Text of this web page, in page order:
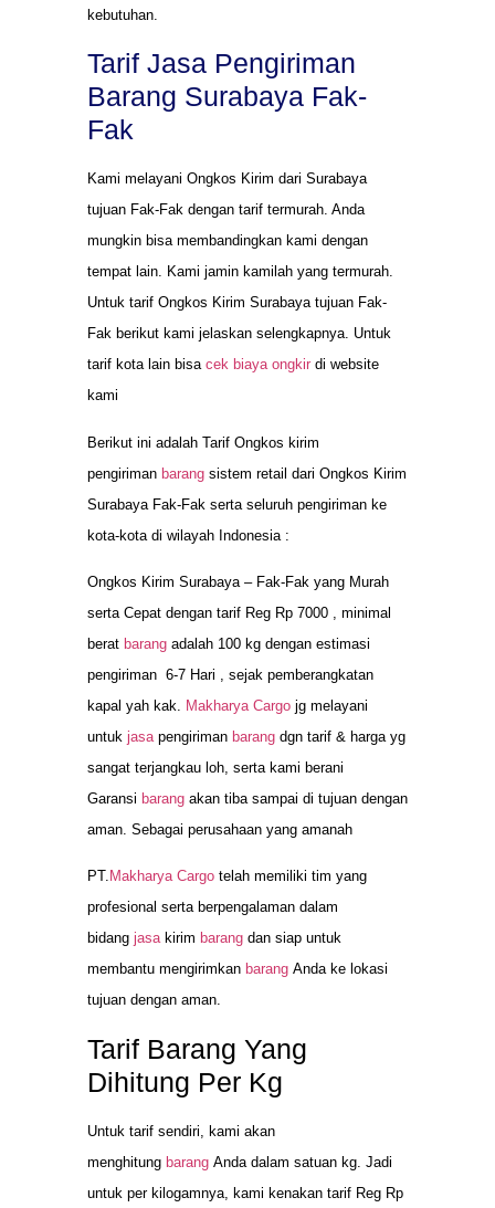
kebutuhan.
Tarif Jasa Pengiriman
Barang Surabaya Fak-
Fak
Kami melayani Ongkos Kirim dari Surabaya
tujuan Fak-Fak dengan tarif termurah. Anda
mungkin bisa membandingkan kami dengan
tempat lain. Kami jamin kamilah yang termurah.
Untuk tarif Ongkos Kirim Surabaya tujuan Fak-
Fak berikut kami jelaskan selengkapnya. Untuk
tarif kota lain bisa cek biaya ongkir di website
kami
Berikut ini adalah Tarif Ongkos kirim
pengiriman barang sistem retail dari Ongkos Kirim
Surabaya Fak-Fak serta seluruh pengiriman ke
kota-kota di wilayah Indonesia :
Ongkos Kirim Surabaya – Fak-Fak yang Murah
serta Cepat dengan tarif Reg Rp 7000 , minimal
berat barang adalah 100 kg dengan estimasi
pengiriman 6-7 Hari , sejak pemberangkatan
kapal yah kak. Makharya Cargo jg melayani
untuk jasapengiriman barang dgn tarif & harga yg
sangat terjangkau loh, serta kami berani
Garansi barang akan tiba sampai di tujuan dengan
aman. Sebagai perusahaan yang amanah
PT. Makharya Cargo telah memiliki tim yang
profesional serta berpengalaman dalam
bidang jasakirim barang dan siap untuk
membantu mengirimkan barang Anda ke lokasi
tujuan dengan aman.
Tarif Barang Yang
Dihitung Per Kg
Untuk tarif sendiri, kami akan
menghitung barang Anda dalam satuan kg. Jadi
untuk per kilogamnya, kami kenakan tarif Reg Rp